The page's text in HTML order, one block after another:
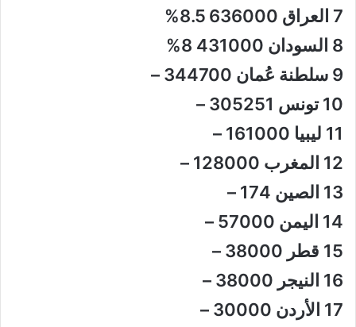
7 العراق 636000 8.5%
8 السودان 431000 8%
9 سلطنة عُمان 344700 –
10 تونس 305251 –
11 ليبيا 161000 –
12 المغرب 128000 –
13 الصين 174 –
14 اليمن 57000 –
15 قطر 38000 –
16 النيجر 38000 –
17 الأردن 30000 –